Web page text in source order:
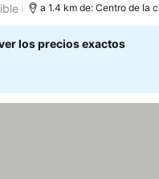
a 1.4 km de: Centro de la
los precios exactos